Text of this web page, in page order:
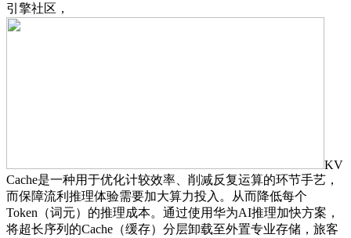
引擎社区，
KV
Cache是一种用于优化计较效率、削减反复运算的环节手艺，
而保障流利推理体验需要加大算力投入。从而降低每个
Token（词元）的推理成本。通过使用华为AI推理加快方案，
将超长序列的Cache（缓存）分层卸载至外置专业存储，旅客